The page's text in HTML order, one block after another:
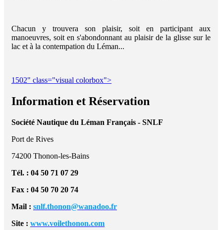
Chacun y trouvera son plaisir, soit en participant aux
manoeuvres, soit en s'abondonnant au plaisir de la glisse sur le
lac et à la contempation du Léman...
1502" class="visual colorbox">
Information et Réservation
Société Nautique du Léman Français - SNLF
Port de Rives
74200 Thonon-les-Bains
Tél. : 04 50 71 07 29
Fax : 04 50 70 20 74
Mail : snlf.thonon@wanadoo.fr
Site : www.voilethonon.com